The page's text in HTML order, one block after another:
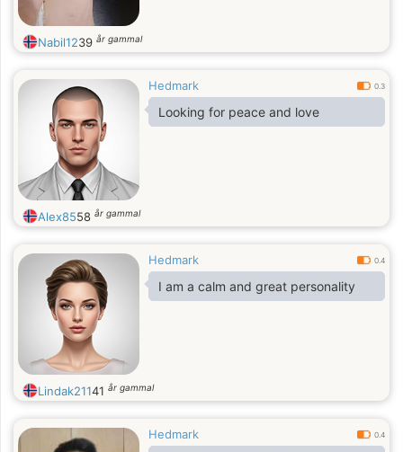
Nabil1239 år gammal
Hedmark 0.3
Looking for peace and love
Alex8558 år gammal
Hedmark 0.4
I am a calm and great personality
Lindak21141 år gammal
Hedmark 0.4